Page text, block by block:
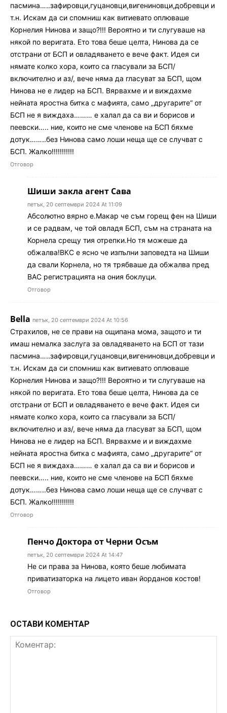
пасмина…..зафировци,гуцановци,вигениновци,добревци и
т.н. Искам да си спомниш как витиевато оплюваше
Корнелия Нинова и защо?!!! Вероятно и ти слугуваше на
някой по веригата. Ето това беше целта, Нинова да се
отстрани от БСП и овладяването е вече факт. Идея си
нямате колко хора, които са гласували за БСП/
включително и аз/, вече няма да гласуват за БСП, щом
Нинова не е лидер на БСП. Вярвахме и и виждахме
нейната яростна битка с мафията, само „другарите“ от
БСП не я виждаха……… е халал да са ви и борисов и
пеевски….. ние, които не сме членове на БСП бяхме
дотук……..без Нинова само лоши неща ще се случват с
БСП. Жалко!!!!!!!!!!!
Отговор
Шиши закла агент Сава
петък, 20 септември 2024 At 11:09
Абсолютно вярно е.Макар че съм горещ фен на Шиши
и се радвам, че той овладя БСП, съм на страната на
Корнела срещу тия отрепки.Но тя можеше да
обжалва!ВКС е ясно че изпълни заповедта на Шиши
да свали Корнела, но тя трябваше да обжалва пред
ВАС регистрацията на ония боклуци.
Отговор
Bella петък, 20 септември 2024 At 10:56
Страхилов, не се прави на ощипана мома, защото и ти
имаш немалка заслуга за овладяването на БСП от тази
пасмина…..зафировци,гуцановци,вигениновци,добревци и
т.н. Искам да си спомниш как витиевато оплюваше
Корнелия Нинова и защо?!!! Вероятно и ти слугуваше на
някой по веригата. Ето това беше целта, Нинова да се
отстрани от БСП и овладяването е вече факт. Идея си
нямате колко хора, които са гласували за БСП/
включително и аз/, вече няма да гласуват за БСП, щом
Нинова не е лидер на БСП. Вярвахме и и виждахме
нейната яростна битка с мафията, само „другарите“ от
БСП не я виждаха……… е халал да са ви и борисов и
пеевски….. ние, които не сме членове на БСП бяхме
дотук……..без Нинова само лоши неща ще се случват с
БСП. Жалко!!!!!!!!!!!
Отговор
Пенчо Доктора от Черни Осъм
петък, 20 септември 2024 At 14:47
Не си права за Нинова, която беше любимата
приватизаторка на лицето иван йорданов костов!
Отговор
ОСТАВИ КОМЕНТАР